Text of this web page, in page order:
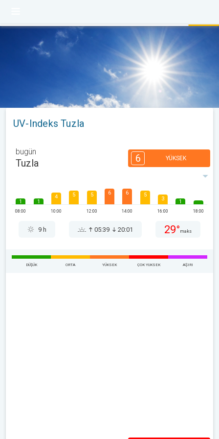
UV-Indeks Tuzla
bugün
Tuzla 6 YÜKSEK
1
08:00
1
4
10:00
5 5
12:00
6 6
14:00
5
3
16:00
1
18:00
9 h 05:39 20:01 29° maks
DÜŞÜK ORTA YÜKSEK ÇOK YUKSEK AŞIRI